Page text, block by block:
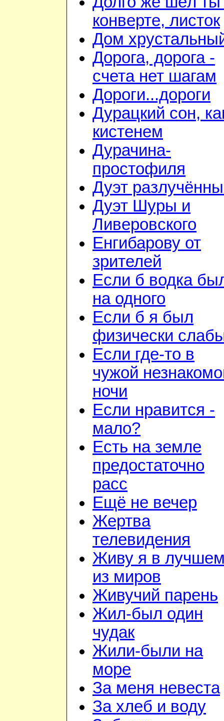
конверте, листок
Дом
Дорога, дорога -
счета нет шагам
Дороги...дороги
Дурацкий сон,
кистенем
Дурачина-
простофиля
Дуэт
Дуэт Шуры и
Ливеровского
Енгибарову от
зрителей
Если б водка
на одного
Если б я был
физически
Если где-то в
чужой
ночи
Если нравится -
мало?
Есть на земле
предостаточно
расс
Ещё не вечер
Жертва
телевидения
Живу я в
из миров
Живучий парень
Жил-был один
чудак
Жили-были на
море
За меня невеста
За хлеб и воду